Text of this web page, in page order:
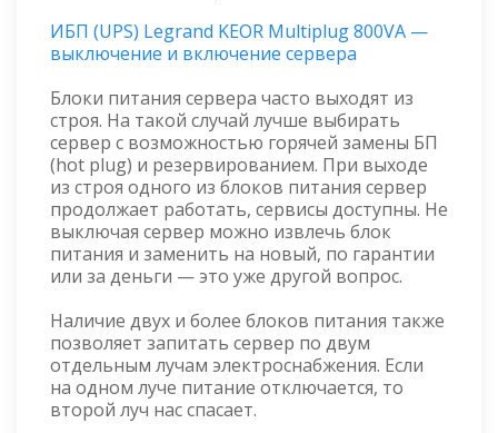
ИБП (UPS) Legrand KEOR Multiplug 800VA —
выключение и включение сервера
Блоки питания сервера часто выходят из
строя. На такой случай лучше выбирать
сервер с возможностью горячей замены БП
(hot plug) и резервированием. При выходе
из строя одного из блоков питания сервер
продолжает работать, сервисы доступны. Не
выключая сервер можно извлечь блок
питания и заменить на новый, по гарантии
или за деньги — это уже другой вопрос.
Наличие двух и более блоков питания также
позволяет запитать сервер по двум
отдельным лучам электроснабжения. Если
на одном луче питание отключается, то
второй луч нас спасает.